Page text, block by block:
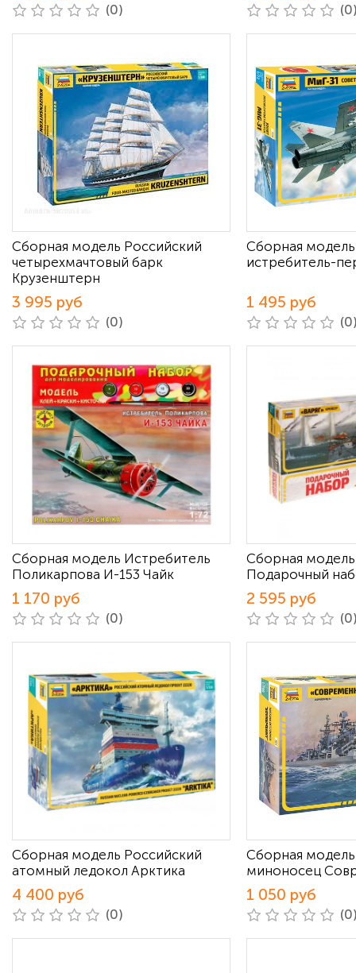
(0)
Сборная модель Российский
четырехмачтовый барк
Крузенштерн
3 995 руб
(0)
Сборная
истребитель-
1 495 руб
Сборная модель Истребитель
Поликарпова И-153 Чайк
1 170 руб
(0)
Сборная
Подарочный
2 595 руб
Сборная модель Российский
атомный ледокол Арктика
4 400 руб
(0)
Сборная
миноносец
1 050 руб